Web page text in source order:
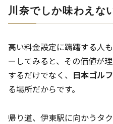
川奈でしか味わえな
高い料金設定に躊躇する人
ーしてみると、その価値が
するだけでなく、 日本ゴル
る場所だからです。
帰り道、伊東駅に向かうタ